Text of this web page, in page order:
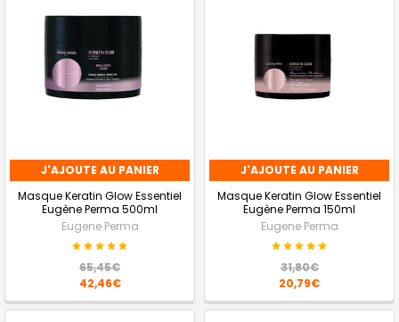
J'AJOUTE AU PANIER
Masque Keratin Glow Essentiel
Eugène Perma 500ml
Eugene Perma
65,45€
42,46€
J'AJOUTE AU PANIER
Masque Keratin Glow Essentiel
Eugène Perma 150ml
Eugene Perma
31,80€
20,79€